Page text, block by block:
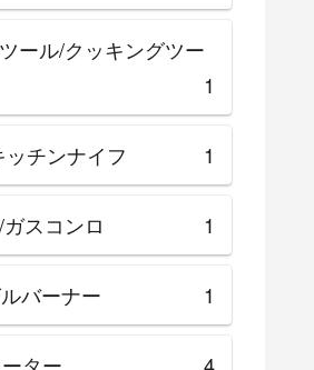
ール/クッキングツー
1
チンナイフ 1
スコンロ 1
バーナー 1